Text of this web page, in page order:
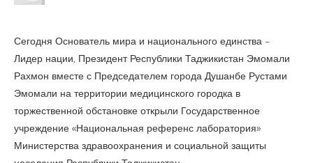
Рахмон вместе с Председателем города Душанбе Рустами
Эмомали на территории медицинского городка в
торжественной обстановке открыли Государственное
учреждение «Национальная референс лаборатория»
Министерства здравоохранения и социальной защиты
населения Республики Таджикистан.
Строительные работы на данном новом современном